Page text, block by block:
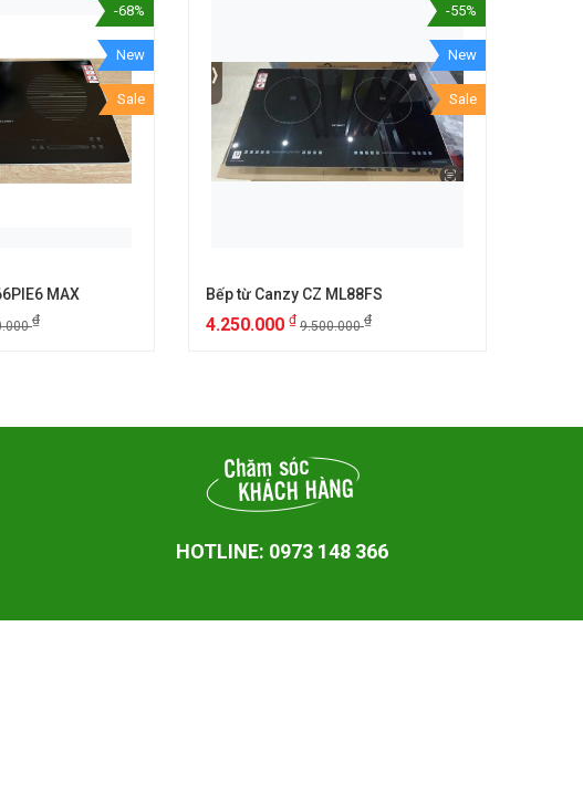
-68%
New
Sale
MAX
₫
-55%
New
Sale
Bếp từ Canzy CZ ML88FS
4.250.000 ₫ 9.500.000₫
HOTLINE: 0973 148 366